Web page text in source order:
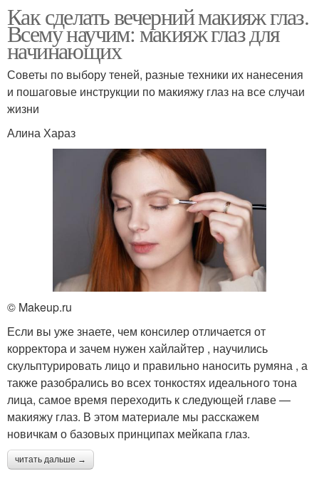
Как сделать вечерний макияж глаз.
Всему научим: макияж глаз для
начинающих
Советы по выбору теней, разные техники их нанесения
и пошаговые инструкции по макияжу глаз на все случаи
жизни
Алина Хараз
© Makeup.ru
Если вы уже знаете, чем консилер отличается от
корректора и зачем нужен хайлайтер , научились
скульптурировать лицо и правильно наносить румяна , а
также разобрались во всех тонкостях идеального тона
лица, самое время переходить к следующей главе —
макияжу глаз. В этом материале мы расскажем
новичкам о базовых принципах мейкапа глаз.
читать дальше →